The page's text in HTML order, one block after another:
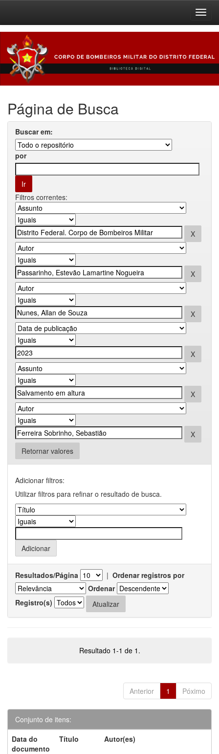
navigation
Página de Busca
Buscar em:
por
Filtros correntes:
Retornar valores
Adicionar filtros:
Utilizar filtros para refinar o resultado de busca.
Resultados/Página | Ordenar registros por
Ordenar
Registro(s)
Resultado 1-1 de 1.
Anterior 1 Póximo
Conjunto de itens:
Data do
documento
Título Autor(es)